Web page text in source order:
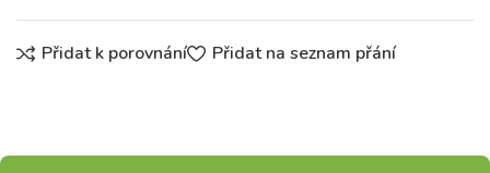
Přidat k porovnání Přidat na seznam přání